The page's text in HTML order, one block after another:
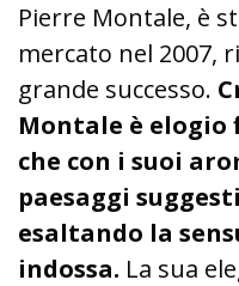
Pierre Montale, è
mercato nel 2007,
grande successo.
Montale è elogio
che con i suoi
paesaggi
esaltando la
indossa. La sua